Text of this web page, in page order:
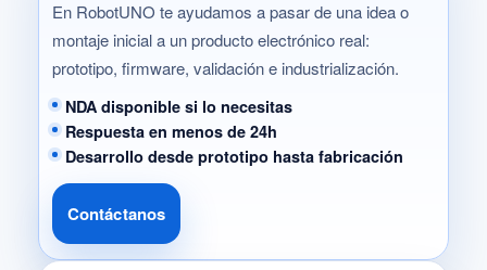
En RobotUNO te ayudamos a pasar de una idea o
montaje inicial a un producto electrónico real:
prototipo, firmware, validación e industrialización.
NDA disponible si lo necesitas
Respuesta en menos de 24h
Desarrollo desde prototipo hasta fabricación
Contáctanos